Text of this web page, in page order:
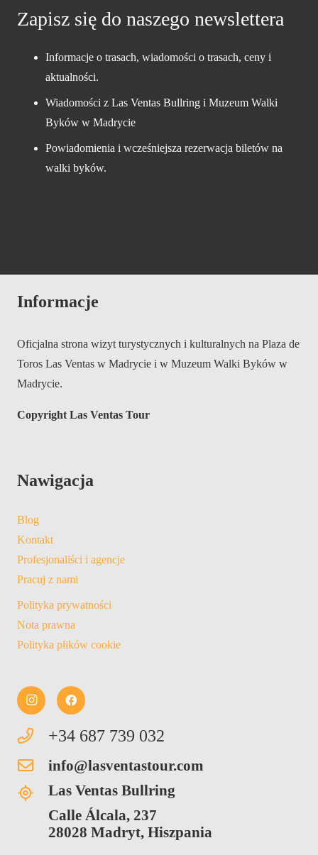
Zapisz się do naszego newslettera
Informacje o trasach, wiadomości o trasach, ceny i
aktualności.
Wiadomości z Las Ventas Bullring i Muzeum Walki
Byków w Madrycie
Powiadomienia i wcześniejsza rezerwacja biletów na
walki byków.
Informacje
Oficjalna strona wizyt turystycznych i kulturalnych na Plaza de
Toros Las Ventas w Madrycie i w Muzeum Walki Byków w
Madrycie.
Copyright Las Ventas Tour
Nawigacja
Blog
Kontakt
Profesjonaliści i agencje
Pracuj z nami
Polityka prywatności
Nota prawna
Polityka plików cookie
+34 687 739 032
info@lasventastour.com
Las Ventas Bullring
Calle Álcala, 237
28028 Madryt, Hiszpania